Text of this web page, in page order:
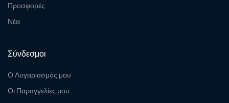
Προσφορές
Νέα
Σύνδεσμοι
Ο Λογαριασμός μου
Οι Παραγγελίες μου